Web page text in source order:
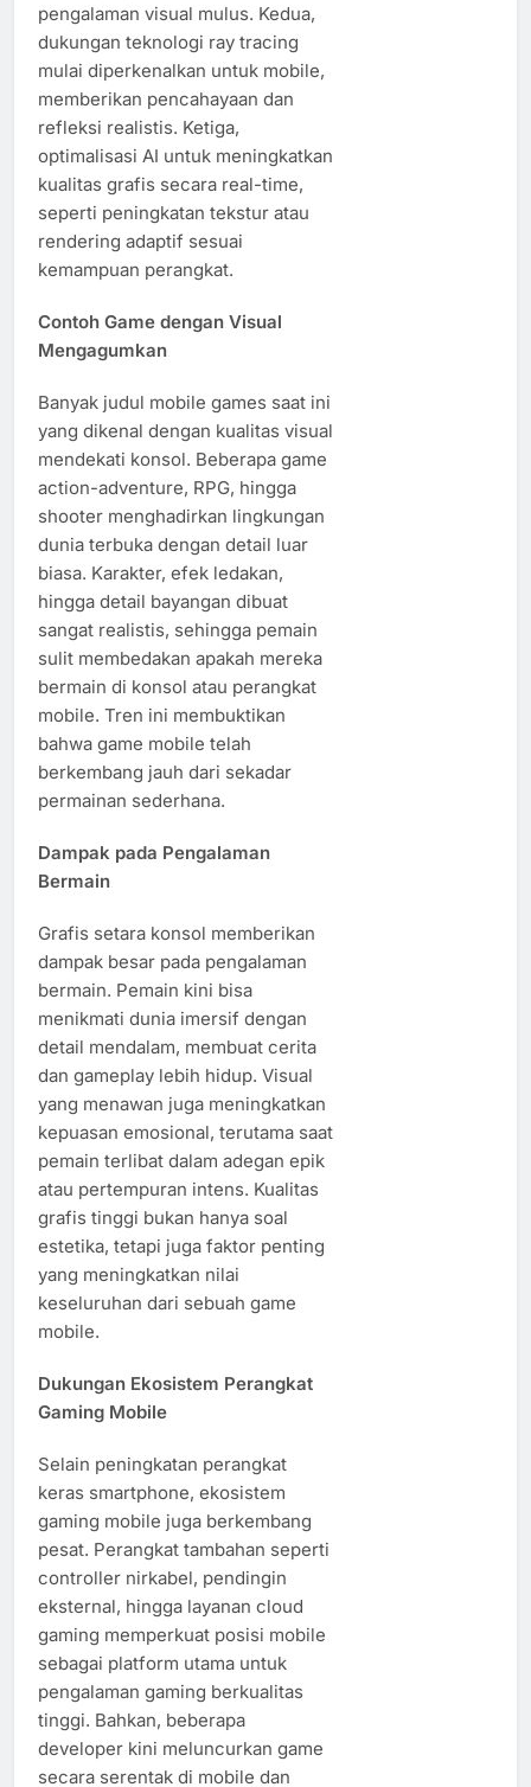
pengalaman visual mulus. Kedua,
dukungan teknologi ray tracing
mulai diperkenalkan untuk mobile,
memberikan pencahayaan dan
refleksi realistis. Ketiga,
optimalisasi AI untuk meningkatkan
kualitas grafis secara real-time,
seperti peningkatan tekstur atau
rendering adaptif sesuai
kemampuan perangkat.
Contoh Game dengan Visual
Mengagumkan
Banyak judul mobile games saat ini
yang dikenal dengan kualitas visual
mendekati konsol. Beberapa game
action-adventure, RPG, hingga
shooter menghadirkan lingkungan
dunia terbuka dengan detail luar
biasa. Karakter, efek ledakan,
hingga detail bayangan dibuat
sangat realistis, sehingga pemain
sulit membedakan apakah mereka
bermain di konsol atau perangkat
mobile. Tren ini membuktikan
bahwa game mobile telah
berkembang jauh dari sekadar
permainan sederhana.
Dampak pada Pengalaman
Bermain
Grafis setara konsol memberikan
dampak besar pada pengalaman
bermain. Pemain kini bisa
menikmati dunia imersif dengan
detail mendalam, membuat cerita
dan gameplay lebih hidup. Visual
yang menawan juga meningkatkan
kepuasan emosional, terutama saat
pemain terlibat dalam adegan epik
atau pertempuran intens. Kualitas
grafis tinggi bukan hanya soal
estetika, tetapi juga faktor penting
yang meningkatkan nilai
keseluruhan dari sebuah game
mobile.
Dukungan Ekosistem Perangkat
Gaming Mobile
Selain peningkatan perangkat
keras smartphone, ekosistem
gaming mobile juga berkembang
pesat. Perangkat tambahan seperti
controller nirkabel, pendingin
eksternal, hingga layanan cloud
gaming memperkuat posisi mobile
sebagai platform utama untuk
pengalaman gaming berkualitas
tinggi. Bahkan, beberapa
developer kini meluncurkan game
secara serentak di mobile dan